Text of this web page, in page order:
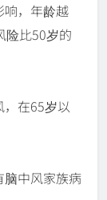
响，年龄越
险比50岁的
在65岁以
脑中风家族病